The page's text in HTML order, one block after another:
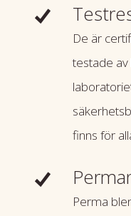
De är
testade
finns för
Perma